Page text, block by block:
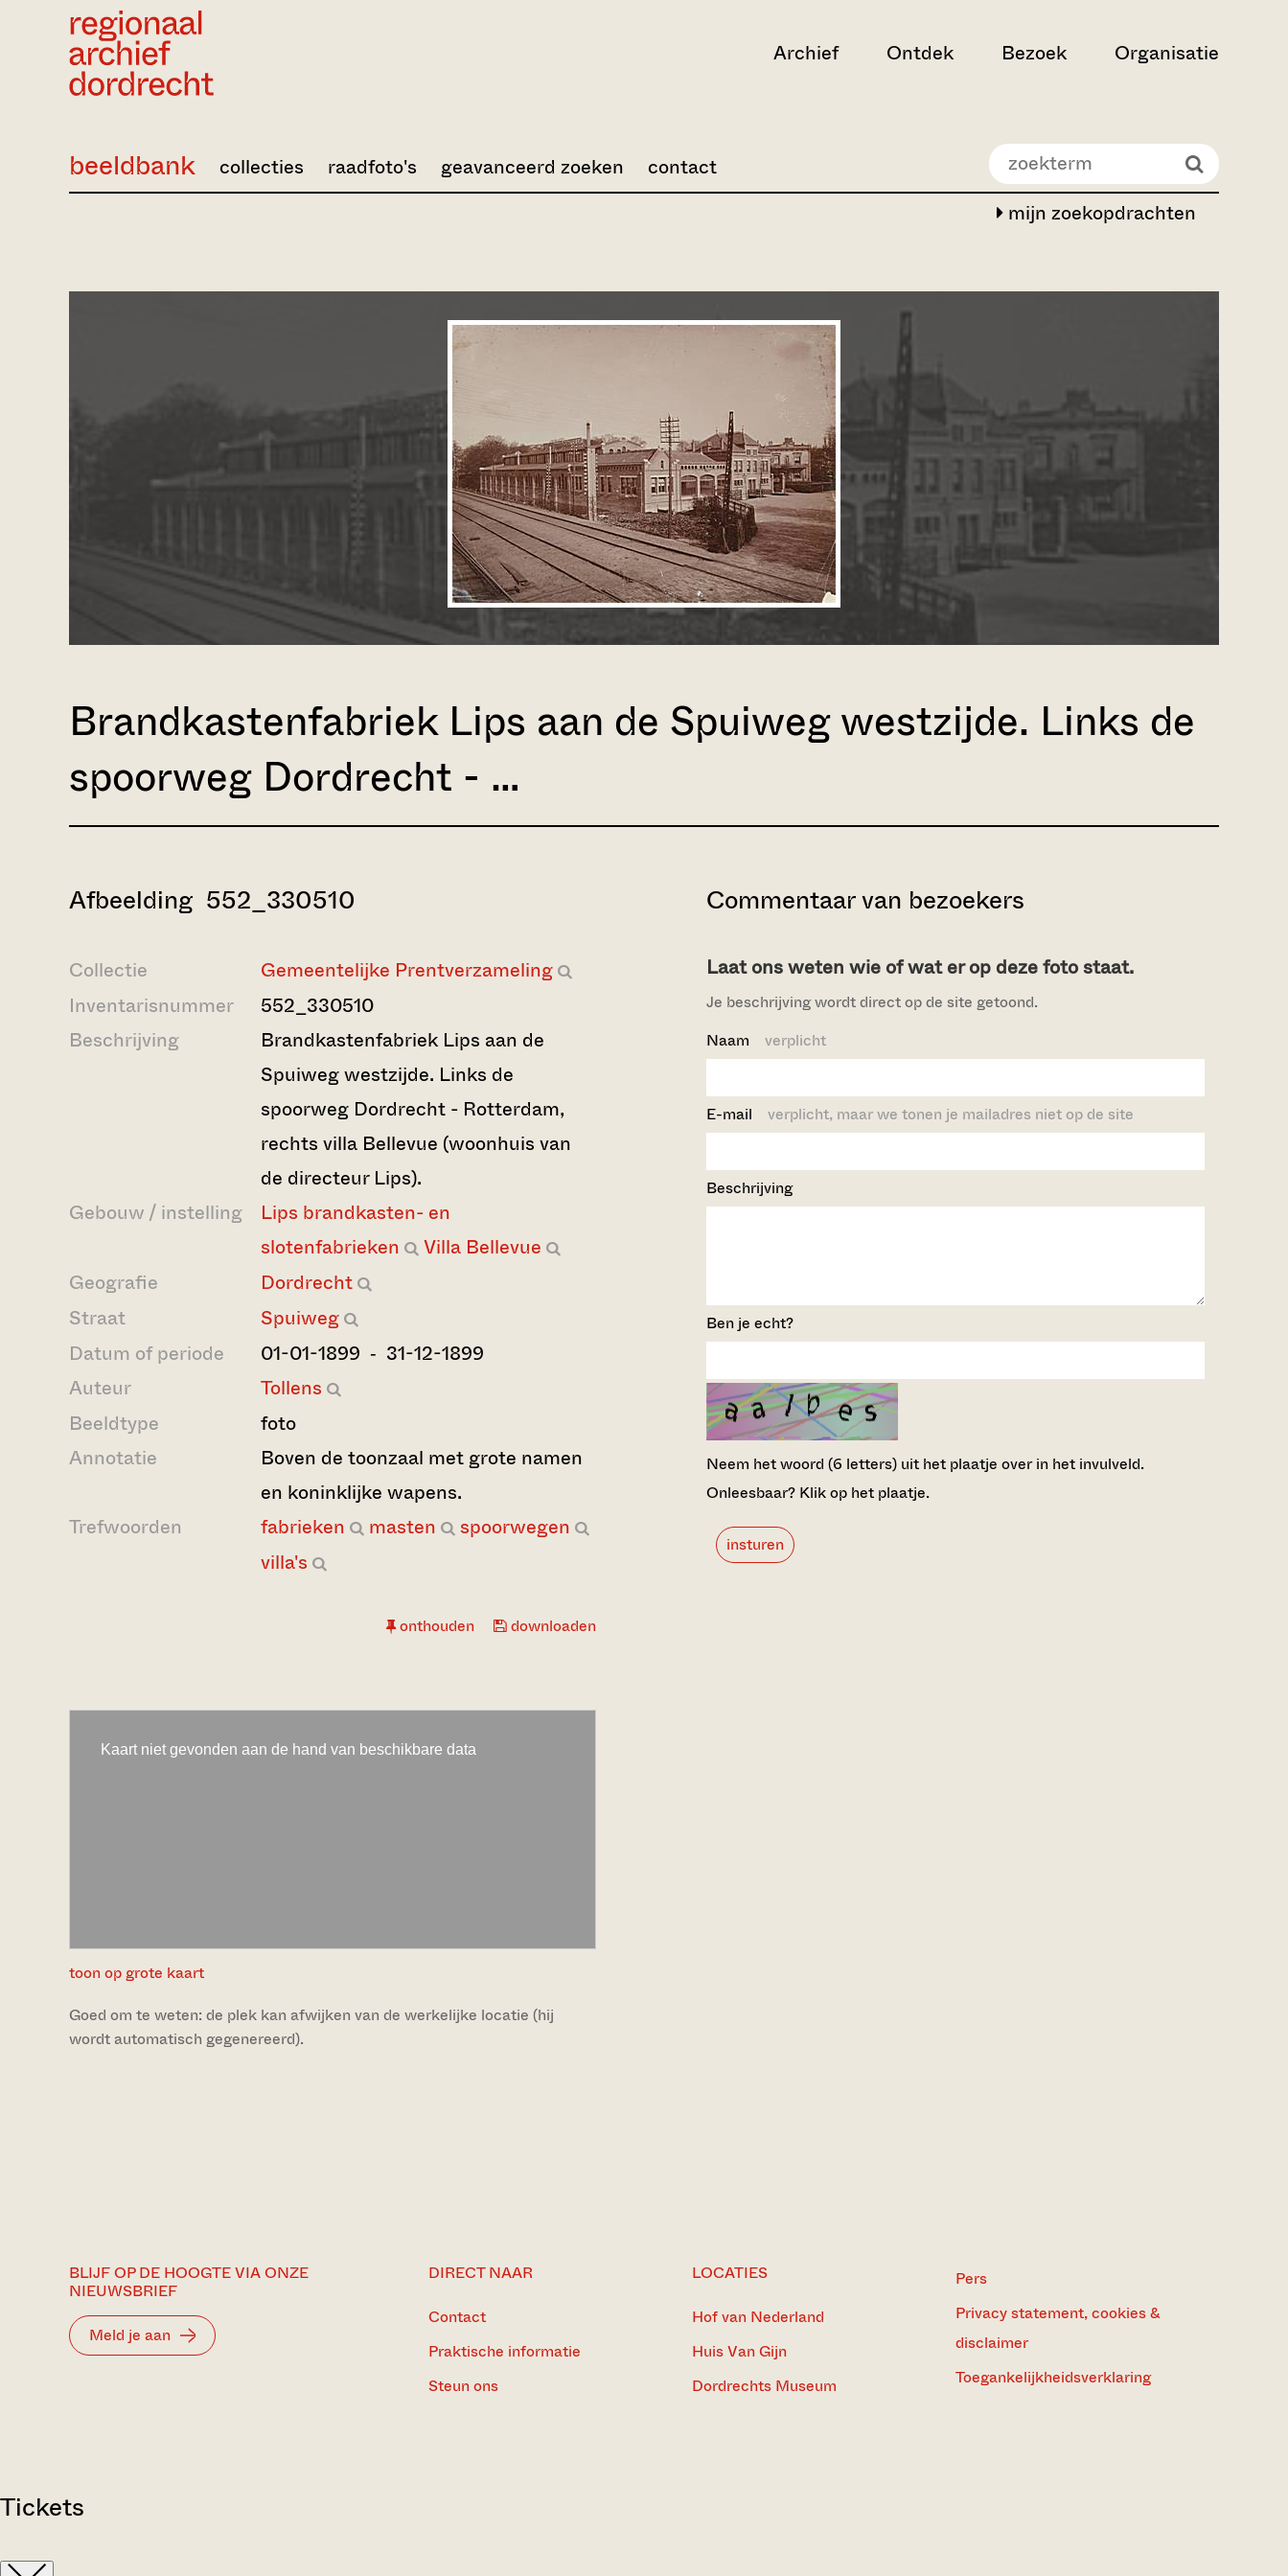
Archief Ontdek Bezoek Organisatie
mijn zoekopdrachten
beeldbank collecties raadfoto's geavanceerd zoeken contact
Brandkastenfabriek Lips aan de Spuiweg westzijde. Links de
spoorweg Dordrecht - …
Afbeelding 552_330510
Collectie
Gemeentelijke Prentverzameling
Inventarisnummer
552_330510
Beschrijving
Brandkastenfabriek Lips aan de
Spuiweg westzijde. Links de
spoorweg Dordrecht - Rotterdam,
rechts villa Bellevue (woonhuis van
de directeur Lips).
Gebouw / instelling
Lips brandkasten- en
slotenfabrieken
Villa Bellevue
Geografie
Dordrecht
Straat
Spuiweg
Datum of periode
01-01-1899 ‐ 31-12-1899
Auteur
Tollens
Beeldtype
foto
Annotatie
Boven de toonzaal met grote namen
en koninklijke wapens.
Trefwoorden
fabrieken masten
spoorwegen
villa's
onthouden downloaden
toon op grote kaart
Goed om te weten: de plek kan afwijken van de werkelijke locatie (hij
wordt automatisch gegenereerd).
Commentaar van bezoekers
Laat ons weten wie of wat er op deze foto staat.
Je beschrijving wordt direct op de site getoond.
Naam verplicht
E-mail verplicht, maar we tonen je mailadres niet op de site
Beschrijving
Ben je echt?
Neem het woord (6 letters) uit het plaatje over in het invulveld.
Onleesbaar? Klik op het plaatje.
insturen
BLIJF OP DE HOOGTE VIA ONZE
NIEUWSBRIEF
Meld je aan
DIRECT NAAR
Contact
Praktische informatie
Steun ons
LOCATIES
Hof van Nederland
Huis Van Gijn
Dordrechts Museum
Pers
Privacy statement, cookies &
disclaimer
Toegankelijkheidsverklaring
Tickets